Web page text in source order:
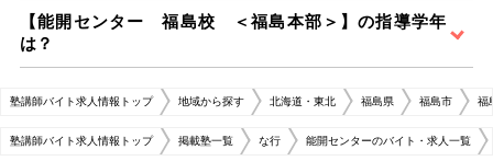
【能開センター 福島校 ＜福島本部＞】の指導学年
は？
塾講師バイト求人情報トップ 地域から探す 北海道・東北 福島県 福島市 福
塾講師バイト求人情報トップ 掲載塾一覧 な行 能開センターのバイト・求人一覧